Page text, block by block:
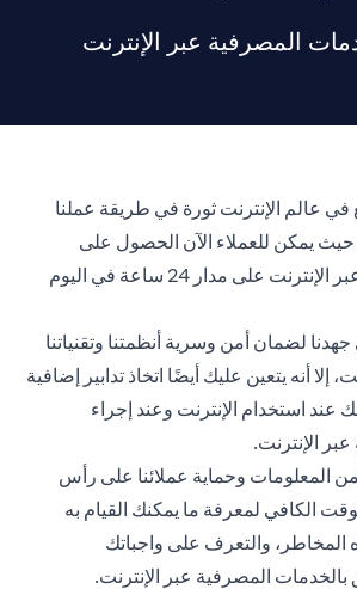
المصرفية عبر الإنترنت
عالم الإنترنت ثورة في طريقة عملنا
حيث يمكن للعملاء الآن الحصول على
الخدمات المصرفية عبر الإنترنت على مدار 24 ساعة في اليوم
لضمان أمن وسرية أنظمتنا وتقنياتنا
إلا أنه يتعين عليك أيضًا اتخاذ تدابير إضافية
استخدام الإنترنت وعند إجراء
الإنترنت.
المعلومات وحماية عملائنا على رأس
الكافي لمعرفة ما يمكنك القيام به
والتعرف على واجباتك
بالخدمات المصرفية عبر الإنترنت.